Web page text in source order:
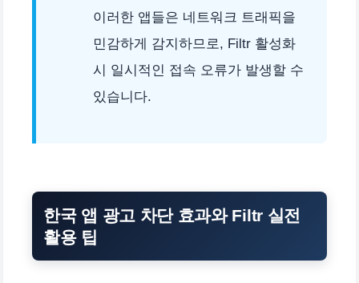
이러한 앱들은 네트워크 트래픽을
민감하게 감지하므로, Filtr 활성화
시 일시적인 접속 오류가 발생할 수
있습니다.
한국 앱 광고 차단 효과와 Filtr 실전
활용 팁